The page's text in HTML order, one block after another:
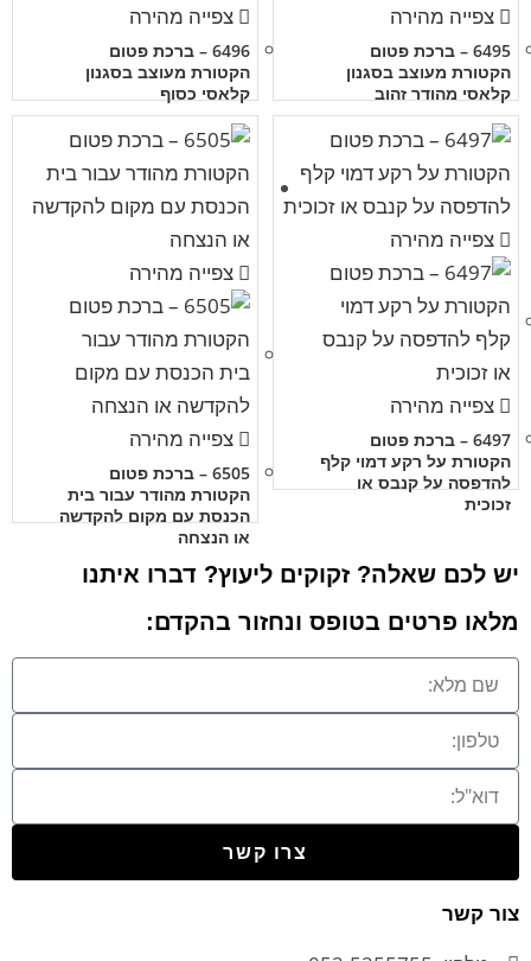
צפייה מהירה
6495 – ברכת פטום
הקטורת מעוצב בסגנון
קלאסי מהודר זהוב
צפייה מהירה
6496 – ברכת פטום
הקטורת מעוצב בסגנון
קלאסי כסוף
צפייה מהירה
צפייה מהירה
6497 – ברכת פטום
הקטורת על רקע דמוי קלף
להדפסה על קנבס או
זכוכית
צפייה מהירה
צפייה מהירה
6505 – ברכת פטום
הקטורת מהודר עבור בית
הכנסת עם מקום להקדשה
או הנצחה
יש לכם שאלה? זקוקים ליעוץ? דברו איתנו
מלאו פרטים בטופס ונחזור בהקדם:
צרו קשר
צור קשר